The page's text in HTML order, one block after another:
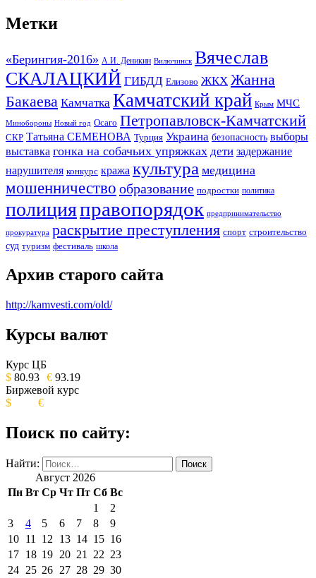
Метки
«Берингия-2016» А.И. Деникин Вилючинск Вячеслав
СКАЛАЦКИЙ ГИБДД Елизово ЖКХ Жанна
Бакаева Камчатка Камчатский край Крым МЧС
Минобороны Новый год Осаго Петропавловск-Камчатский
СКР Татьяна СЕМЕНОВА Турция Украина безопасность выборы
выставка гонка на собачьих упряжках дети задержание
нарушителя конкурс кража культура медицина
мошенничество образование подростки политика
полицияправопорядок предпринимательство
прокуратура раскрытие преступления спорт строительство
суд туризм фестиваль школа
Архив старого сайта
http://kamvesti.com/old/
ОБЩЕСТВЕННО-ПОЛИТИЧЕСКОЕ
ИЗДАНИЕ КАМЧАТСКОГО КРАЯ.
Курсы валют
Курс ЦБ
$ 80.93 € 93.19
Биржевой курс
$
€
Поиск по сайту:
Найти:
Август 2026
Пн Вт Ср Чт Пт Сб Вс
1
2
3
4 5 6 7 8
9
10 11 12 13 14 15 16
17 18 19 20 21 22 23
24 25 26 27 28 29 30